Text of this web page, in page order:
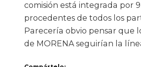
comisión está integrada por
procedentes de todos los
Parecería obvio pensar que
de MORENA seguirían la